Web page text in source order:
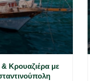
Κρουαζιέρα με